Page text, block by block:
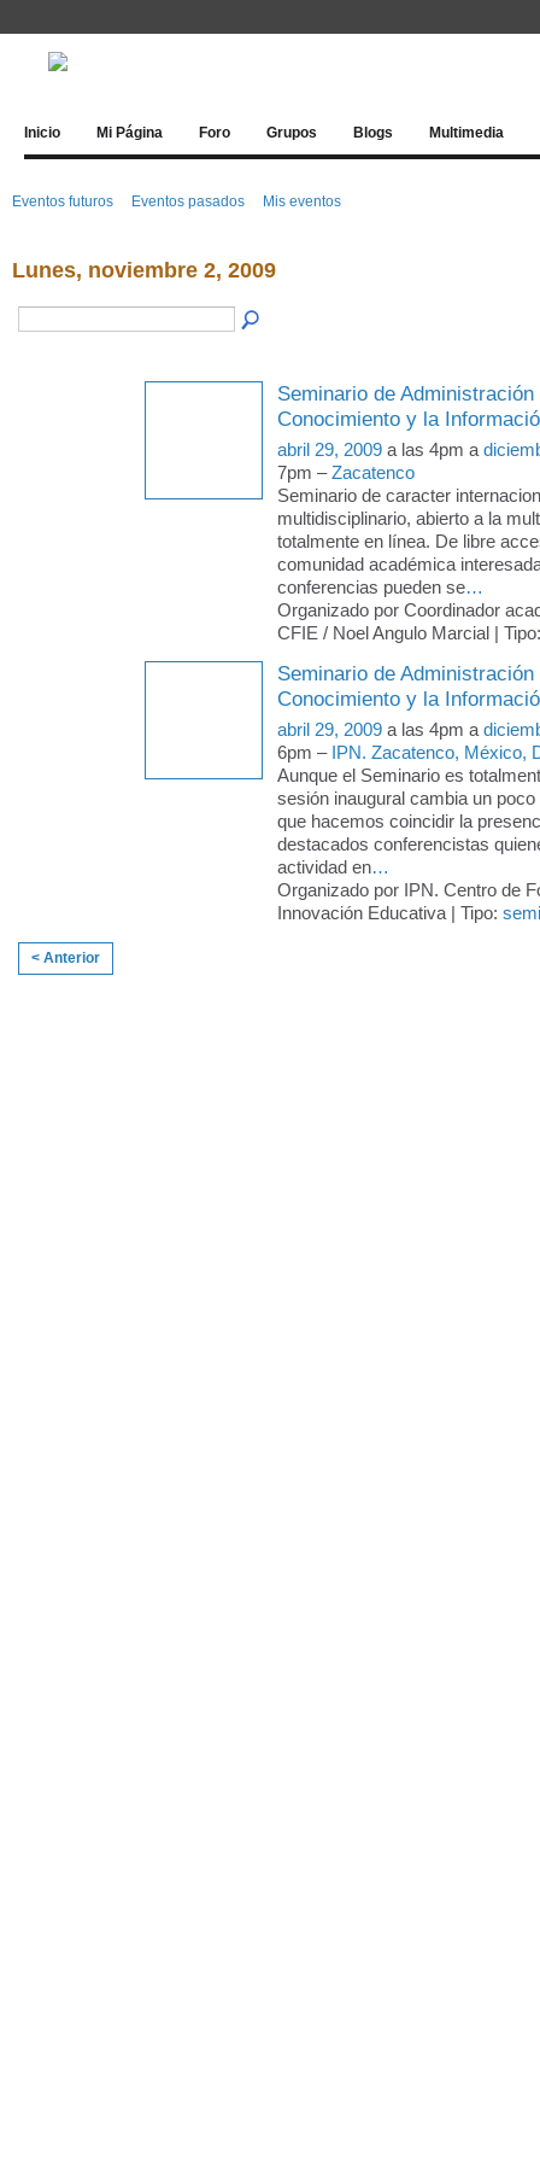
Inicio Mi Página Foro Grupos Blogs Multimedia
Eventos futuros Eventos pasados Mis eventos
Lunes, noviembre 2, 2009
Seminario de Administración
Conocimiento y la
abril 29, 2009 a las 4pm a
7pm –Zacatenco
Seminario de caracter
multidisciplinario, abierto a la
totalmente en línea. De libre
comunidad académica
conferencias pueden se…
Organizado por Coordinador
CFIE / Noel Angulo Marcial |
Seminario de Administración
Conocimiento y la
abril 29, 2009 a las 4pm a
6pm – IPN. Zacatenco, México,
Aunque el Seminario es
sesión inaugural cambia un
que hacemos coincidir la
destacados conferencistas
actividad en…
Organizado por IPN. Centro de
Innovación Educativa | Tipo:
< Anterior